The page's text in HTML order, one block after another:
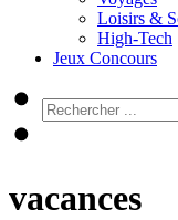
Loisirs &
High-Tech
Jeux Concours
vacances